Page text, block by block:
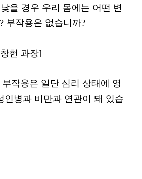
을 경우 우리 몸에는 어떤 변
부작용은 없습니까?
헌 과장]
작용은 일단 심리 상태에 영
인병과 비만과 연관이 돼 있습